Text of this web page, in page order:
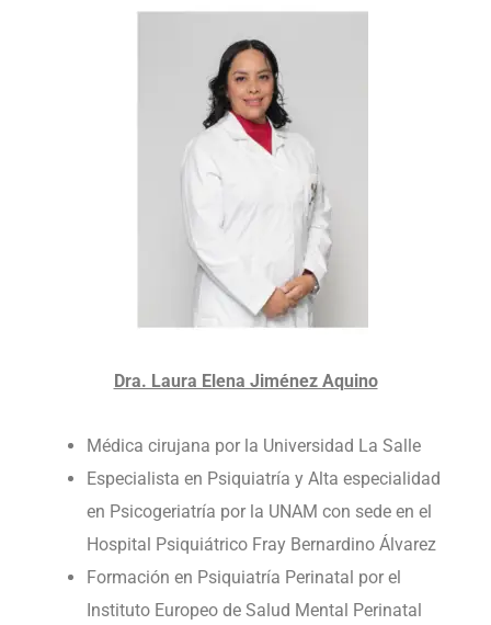
Dra. Laura Elena Jiménez Aquino
Médica cirujana por la Universidad La Salle
Especialista en Psiquiatría y Alta especialidad
en Psicogeriatría por la UNAM con sede en el
Hospital Psiquiátrico Fray Bernardino Álvarez
Formación en Psiquiatría Perinatal por el
Instituto Europeo de Salud Mental Perinatal